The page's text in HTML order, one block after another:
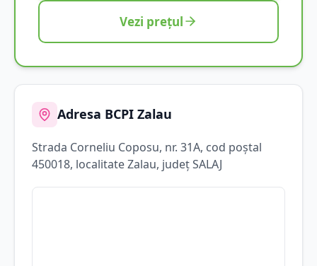
Vezi prețul
Adresa BCPI Zalau
Strada Corneliu Coposu, nr. 31A, cod poștal
450018, localitateZalau, județSALAJ